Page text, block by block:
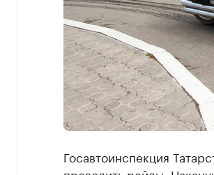
Госавтоинспекция